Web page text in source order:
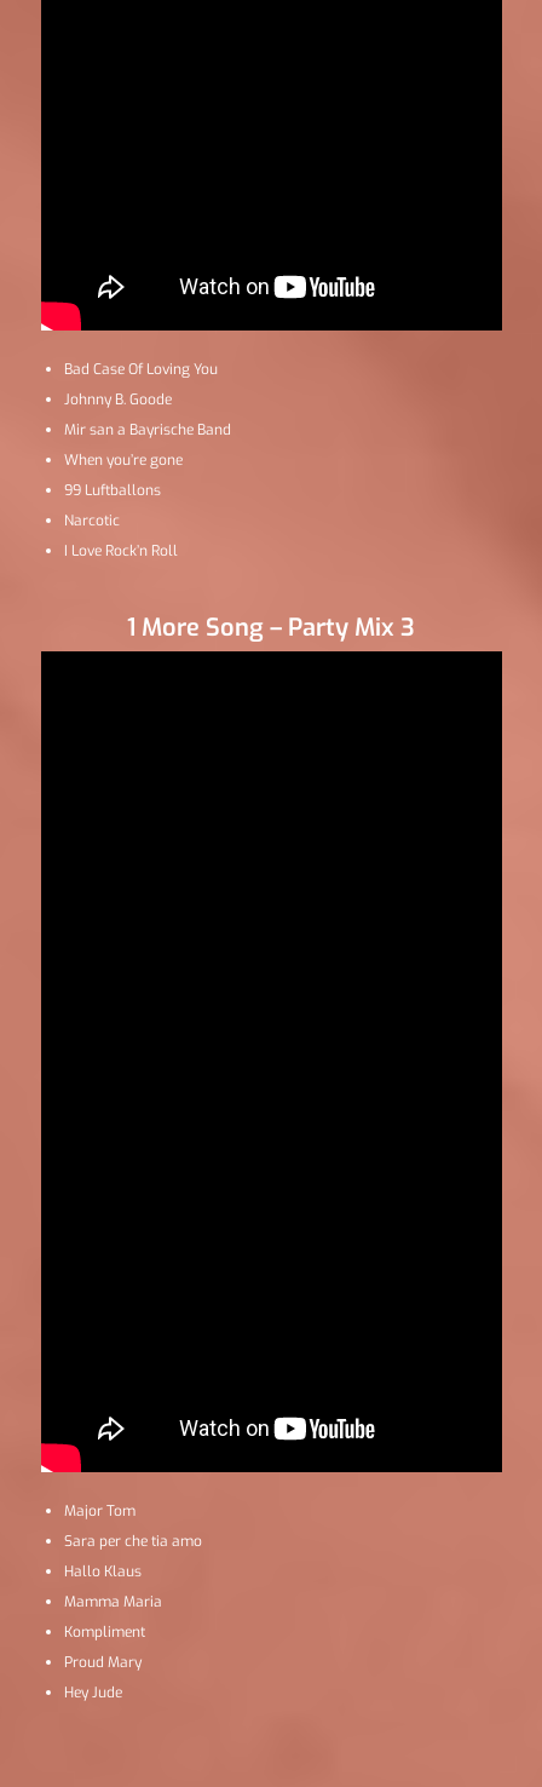
Bad Case Of Loving You
Johnny B. Goode
Mir san a Bayrische Band
When you’re gone
99 Luftballons
Narcotic
I Love Rock’n Roll
1 More Song – Party Mix 3
Major Tom
Sara per che tia amo
Hallo Klaus
Mamma Maria
Kompliment
Proud Mary
Hey Jude